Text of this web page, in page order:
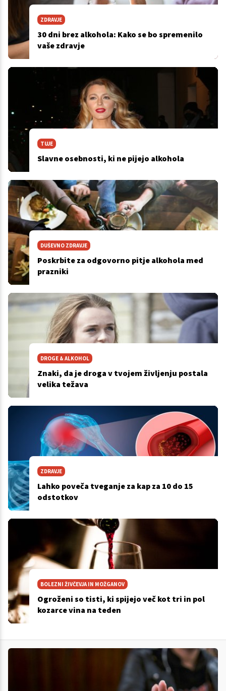
ZDRAVJE
30 dni brez alkohola: Kako se bo spremenilo
vaše zdravje
TUJE
Slavne osebnosti, ki ne pijejo alkohola
DUŠEVNO ZDRAVJE
Poskrbite za odgovorno pitje alkohola med
prazniki
DROGE & ALKOHOL
Znaki, da je droga v tvojem življenju postala
velika težava
ZDRAVJE
Lahko poveča tveganje za kap za 10 do 15
odstotkov
BOLEZNI ŽIVČEVJA IN MOŽGANOV
Ogroženi so tisti, ki spijejo več kot tri in pol
kozarce vina na teden